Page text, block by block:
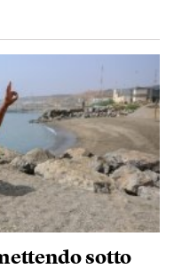
sotto